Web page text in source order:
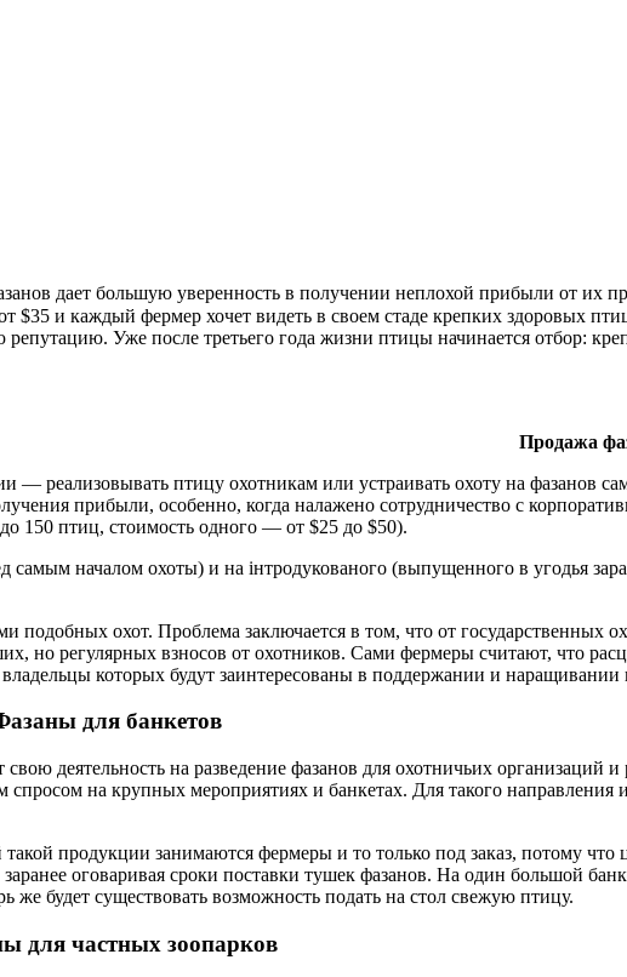
дает большую уверенность в получении неплохой прибыли от их
и каждый фермер хочет видеть в своем стаде крепких здоровых
Уже после третьего года жизни птицы начинается отбор:
Продажа
реализовывать птицу охотникам или устраивать охоту на фазанов
прибыли, особенно, когда налажено сотрудничество с
150 птиц, стоимость одного — от $25 до $50).
началом охоты) и на інтродукованого (выпущенного в угодья
подобных охот. Проблема заключается в том, что от государственных
но регулярных взносов от охотников. Сами фермеры считают, что
которых будут заинтересованы в поддержании и наращивании
для банкетов
деятельность на разведение фазанов для охотничьих организаций
на крупных мероприятиях и банкетах. Для такого направления
продукции занимаются фермеры и то только под заказ, потому что
оговаривая сроки поставки тушек фазанов. На один большой
же будет существовать возможность подать на стол свежую птицу.
для частных зоопарков